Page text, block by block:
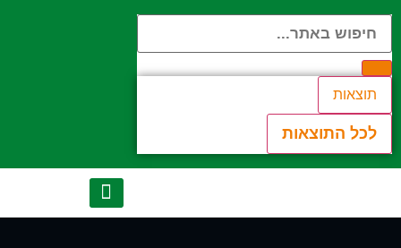
תוצאות
לכל התוצאות